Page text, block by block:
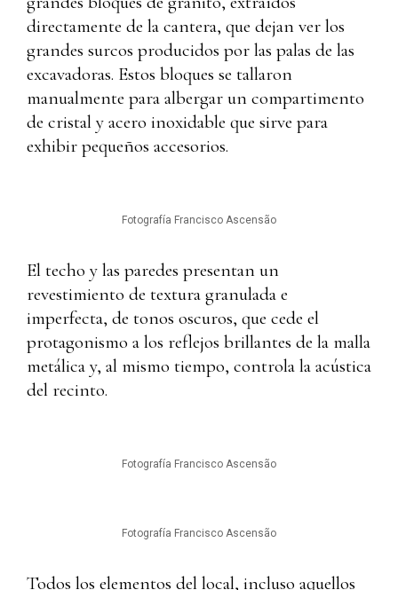
directamente de la cantera, que dejan ver los
grandes surcos producidos por las palas de las
excavadoras. Estos bloques se tallaron
manualmente para albergar un compartimento
de cristal y acero inoxidable que sirve para
exhibir pequeños accesorios.
Fotografía Francisco Ascensão
El techo y las paredes presentan un
revestimiento de textura granulada e
imperfecta, de tonos oscuros, que cede el
protagonismo a los reflejos brillantes de la malla
metálica y, al mismo tiempo, controla la acústica
del recinto.
Fotografía Francisco Ascensão
Fotografía Francisco Ascensão
Todos los elementos del local, incluso aquellos